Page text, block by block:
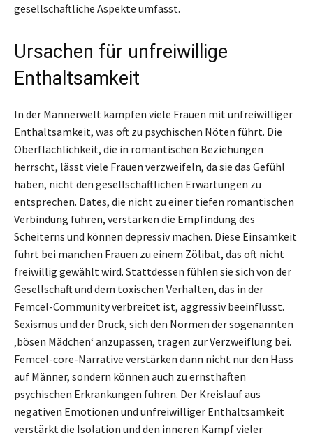
gesellschaftliche Aspekte umfasst.
Ursachen für unfreiwillige
Enthaltsamkeit
In der Männerwelt kämpfen viele Frauen mit unfreiwilliger
Enthaltsamkeit, was oft zu psychischen Nöten führt. Die
Oberflächlichkeit, die in romantischen Beziehungen
herrscht, lässt viele Frauen verzweifeln, da sie das Gefühl
haben, nicht den gesellschaftlichen Erwartungen zu
entsprechen. Dates, die nicht zu einer tiefen romantischen
Verbindung führen, verstärken die Empfindung des
Scheiterns und können depressiv machen. Diese Einsamkeit
führt bei manchen Frauen zu einem Zölibat, das oft nicht
freiwillig gewählt wird. Stattdessen fühlen sie sich von der
Gesellschaft und dem toxischen Verhalten, das in der
Femcel-Community verbreitet ist, aggressiv beeinflusst.
Sexismus und der Druck, sich den Normen der sogenannten
‚bösen Mädchen‘ anzupassen, tragen zur Verzweiflung bei.
Femcel-core-Narrative verstärken dann nicht nur den Hass
auf Männer, sondern können auch zu ernsthaften
psychischen Erkrankungen führen. Der Kreislauf aus
negativen Emotionen und unfreiwilliger Enthaltsamkeit
verstärkt die Isolation und den inneren Kampf vieler